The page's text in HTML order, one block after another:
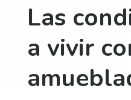
Las
a vivir